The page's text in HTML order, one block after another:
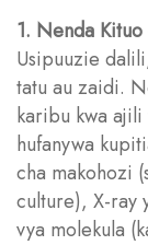
1. Nenda
Usipuuzie
tatu au zaidi.
karibu kwa ajili
hufanywa
cha makohozi
culture), X-ray
vya molekula